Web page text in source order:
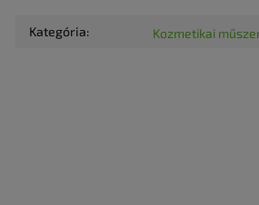
Kategória: Kozmetikai